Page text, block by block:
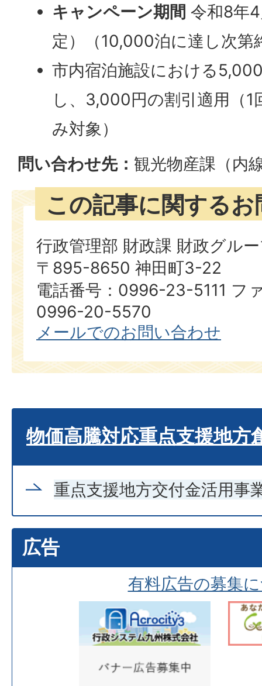
キャンペーン期間 令和8年
定）（10,000泊に達し次第
市内宿泊施設における
し、3,000円の割引適用（1
み対象）
問い合わせ先： 観光物産課（内
この記事に関する
行政管理部 財政課 財政グル
〒895-8650 神田町3-22
電話番号：0996-23-5111 フ
0996-20-5570
メールでのお問い合わせ
物価高騰対応重点支援地方
重点支援地方交付金活用事
広告
有料広告の募集